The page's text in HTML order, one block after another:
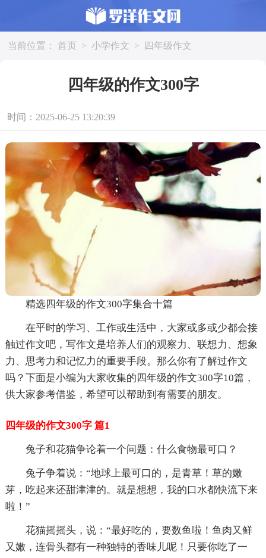
当前位置： 首页 > 小学作文 > 四年级作文
四年级的作文300字
时间：2025-06-25 13:20:39
精选四年级的作文300字集合十篇
在平时的学习、工作或生活中，大家或多或少都会接
触过作文吧，写作文是培养人们的观察力、联想力、想象
力、思考力和记忆力的重要手段。那么你有了解过作文
吗？下面是小编为大家收集的四年级的作文300字10篇，
供大家参考借鉴，希望可以帮助到有需要的朋友。
四年级的作文300字 篇1
兔子和花猫争论着一个问题：什么食物最可口？
兔子争着说：“地球上最可口的，是青草！草的嫩
芽，吃起来还甜津津的。就是想想，我的口水都快流下来
啦！”
花猫摇摇头，说：“最好吃的，要数鱼啦！鱼肉又鲜
又嫩，连骨头都有一种独特的香味儿呢！只要你吃了一